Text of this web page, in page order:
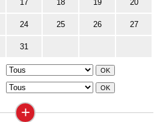
17 18 19 20
24 25 26 27
31
+